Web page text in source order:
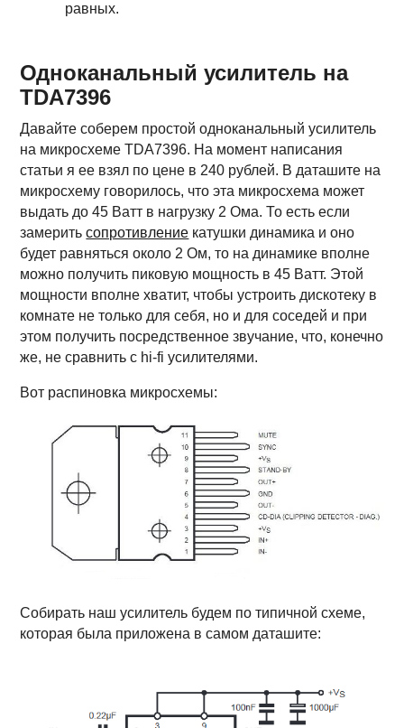
равных.
Одноканальный усилитель на
TDA7396
Давайте соберем простой одноканальный усилитель
на микросхеме TDA7396. На момент написания
статьи я ее взял по цене в 240 рублей. В даташите на
микросхему говорилось, что эта микросхема может
выдать до 45 Ватт в нагрузку 2 Ома. То есть если
замеритьсопротивление катушки динамика и оно
будет равняться около 2 Ом, то на динамике вполне
можно получить пиковую мощность в 45 Ватт. Этой
мощности вполне хватит, чтобы устроить дискотеку в
комнате не только для себя, но и для соседей и при
этом получить посредственное звучание, что, конечно
же, не сравнить с hi-fi усилителями.
Вот распиновка микросхемы:
Собирать наш усилитель будем по типичной схеме,
которая была приложена в самом даташите: